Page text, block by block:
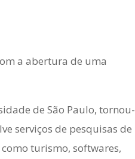
a abertura de uma
de São Paulo, tornou-
serviços de pesquisas de
turismo, softwares,